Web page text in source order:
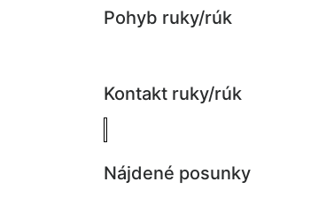
Pohyb ruky/rúk
Kontakt ruky/rúk
Nájdené posunky